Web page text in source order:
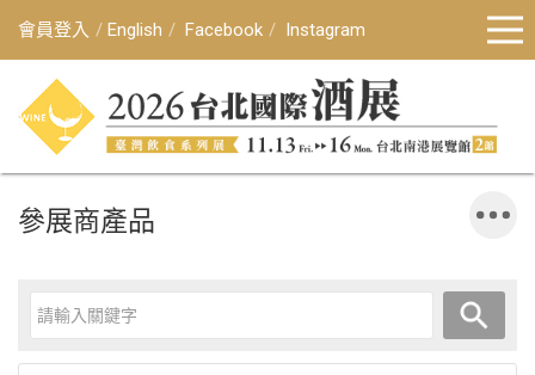
會員登入 English Facebook Instagram
參展商產品